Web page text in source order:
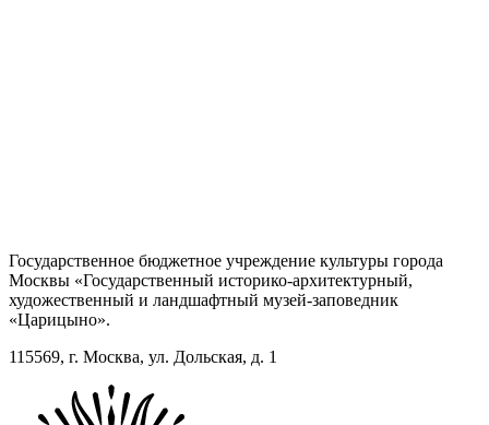
Государственное бюджетное учреждение культуры города
Москвы «Государственный историко-архитектурный,
художественный и ландшафтный музей-заповедник
«Царицыно».
115569, г. Москва, ул. Дольская, д. 1